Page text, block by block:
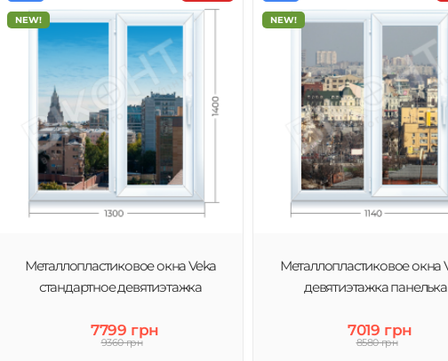
NEW!
Металлопластиковое окна Veka
стандартное девятиэтажка
7799 грн
9360 грн
NEW!
Металлопластиковое окна
девятиэтажка панелька
7019 грн
8580 грн